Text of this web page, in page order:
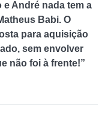
e André nada tem a
Babi. O
para aquisição
sem envolver
não foi à frente!”